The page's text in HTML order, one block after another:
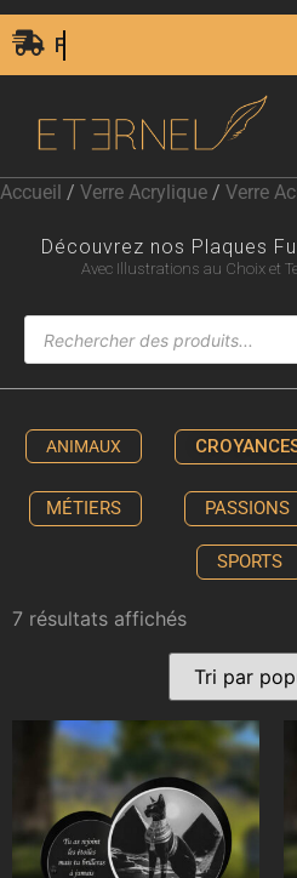
Livraison Express 24H00
Accueil / Verre Acrylique / Verre
Découvrez nos Plaques
Avec Illustrations au Choix et
ANIMAUX
MÉTIERS PASSIONS
SPORTS
7 résultats affichés